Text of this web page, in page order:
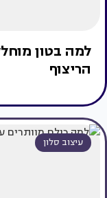
למה בטון
הריצוף
עיצוב סלון